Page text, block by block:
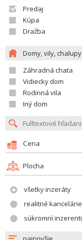
Predaj
Kúpa
Dražba
Domy, vily, chalupy
Záhradná chata
Vidiecky dom
Rodinná vila
Iný dom
Cena
Plocha
všetky inzeráty
realitné kancelárie
súkromní inzerenti